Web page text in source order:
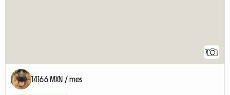
7
14166 MXN / mes